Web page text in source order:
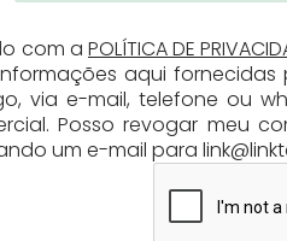
com a POLÍTICA DE
aqui fornecidas
via e-mail, telefone ou
Posso revogar meu
um e-mail para